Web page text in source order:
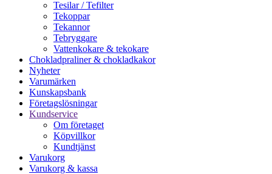
Tesilar / Tefilter
Tekoppar
Tekannor
Tebryggare
Vattenkokare & tekokare
Chokladpraliner & chokladkakor
Nyheter
Varumärken
Kunskapsbank
Företagslösningar
Kundservice
Om företaget
Köpvillkor
Kundtjänst
Varukorg
Varukorg & kassa